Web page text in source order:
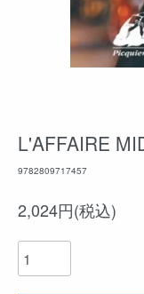
L'AFFAIRE
9782809717457
2,024円(税込)